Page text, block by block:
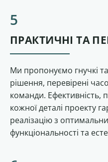
ПРАКТИЧНІ ТА
Ми пропонуємо гнучкі
рішення, перевірені
команди. Ефективність,
кожної деталі проекту
реалізацію з
функціональності та